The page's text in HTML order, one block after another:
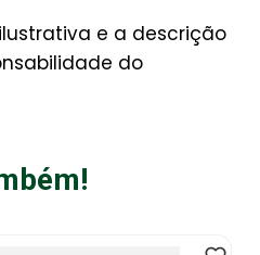
e a descrição
do